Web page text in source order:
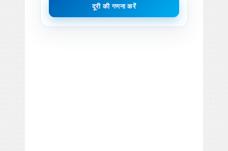
दूरी की गणना करें